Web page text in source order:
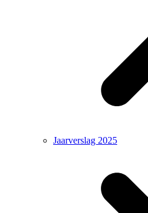
Jaarverslag 2025